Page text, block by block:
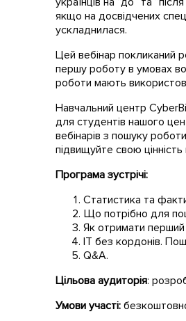
якщо на досвідчених
ускладнилася.
Цей вебінар покликаний
першу роботу в умовах
роботи мають
Навчальний центр
для студентів нашого
вебінарів з пошуку
підвищуйте свою
Програма зустрічі:
Статистика та
Що потрібно для
Як отримати
ІТ без кордонів.
Q&A.
Цільова аудиторія:
Умови участі: